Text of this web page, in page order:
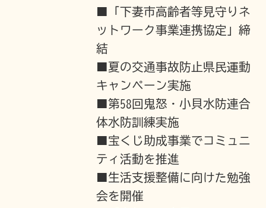
■「下妻市高齢者等見守りネ
ットワーク事業連携協定」締
結
■夏の交通事故防止県民運動
キャンペーン実施
■第58回鬼怒・小貝水防連合
体水防訓練実施
■宝くじ助成事業でコミュニ
ティ活動を推進
■生活支援整備に向けた勉強
会を開催